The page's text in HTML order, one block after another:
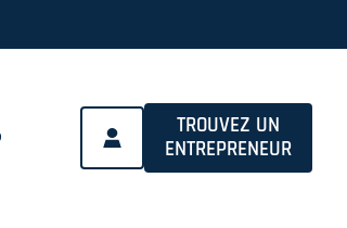
TROUVEZ UN
ENTREPRENEUR